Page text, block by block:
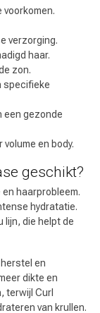
voorkomen.
verzorging.
haar.
zon.
specifieke
een gezonde
en body.
geschikt?
haarprobleem.
hydratatie.
lijn, die helpt de
en
dikte en
terwijl Curl
van krullen.